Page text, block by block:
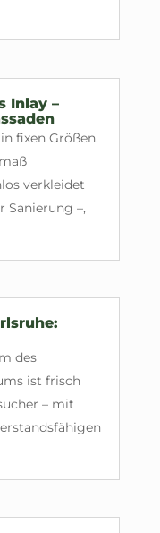
Inlay –
fixen Größen.
verkleidet
Sanierung –,
des
ist frisch
– mit